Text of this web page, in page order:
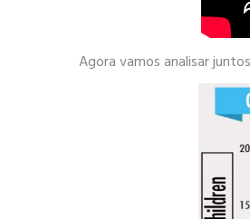
Agora vamos analisar